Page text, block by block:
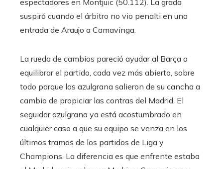
espectadores en Montjuïc (50.112). La grada
suspiró cuando el árbitro no vio penalti en una
entrada de Araujo a Camavinga.
La rueda de cambios pareció ayudar al Barça a
equilibrar el partido, cada vez más abierto, sobre
todo porque los azulgrana salieron de su cancha a
cambio de propiciar las contras del Madrid. El
seguidor azulgrana ya está acostumbrado en
cualquier caso a que su equipo se venza en los
últimos tramos de los partidos de Liga y
Champions. La diferencia es que enfrente estaba